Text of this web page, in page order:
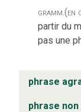
gramm.(en
partir du
pas une
phrase
phrase